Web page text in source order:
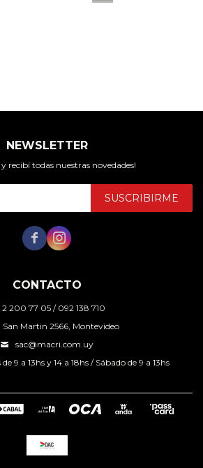
CONTACTO
2 200 77 05 / 092 138 710
San Martin 2566, Montevideo
sac@macri.com.uy
9 a 13hs y 14 a 18hs / Sábado de 9 a 13hs
NEWSLETTER
y recibí todas nuestras novedades!
SUSCRIBIRME
 